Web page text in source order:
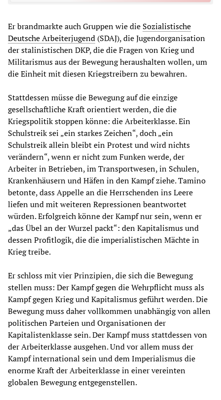
Er brandmarkte auch Gruppen wie die Sozialistische
Deutsche Arbeiterjugend (SDAJ), die Jugendorganisation
der stalinistischen DKP, die die Fragen von Krieg und
Militarismus aus der Bewegung heraushalten wollen, um
die Einheit mit diesen Kriegstreibern zu bewahren.
Stattdessen müsse die Bewegung auf die einzige
gesellschaftliche Kraft orientiert werden, die die
Kriegspolitik stoppen könne: die Arbeiterklasse. Ein
Schulstreik sei „ein starkes Zeichen“, doch „ein
Schulstreik allein bleibt ein Protest und wird nichts
verändern“, wenn er nicht zum Funken werde, der
Arbeiter in Betrieben, im Transportwesen, in Schulen,
Krankenhäusern und Häfen in den Kampf ziehe. Tamino
betonte, dass Appelle an die Herrschenden ins Leere
liefen und mit weiteren Repressionen beantwortet
würden. Erfolgreich könne der Kampf nur sein, wenn er
„das Übel an der Wurzel packt“: den Kapitalismus und
dessen Profitlogik, die die imperialistischen Mächte in
Krieg treibe.
Er schloss mit vier Prinzipien, die sich die Bewegung
stellen muss: Der Kampf gegen die Wehrpflicht muss als
Kampf gegen Krieg und Kapitalismus geführt werden. Die
Bewegung muss daher vollkommen unabhängig von allen
politischen Parteien und Organisationen der
Kapitalistenklasse sein. Der Kampf muss stattdessen von
der Arbeiterklasse ausgehen. Und vor allem muss der
Kampf international sein und dem Imperialismus die
enorme Kraft der Arbeiterklasse in einer vereinten
globalen Bewegung entgegenstellen.